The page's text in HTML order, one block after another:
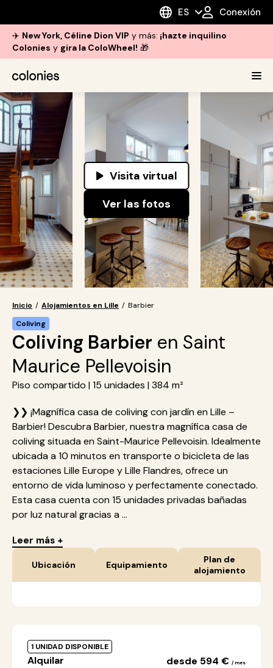
ES Conexión
✈️ New York, Céline Dion VIP y más: ¡hazte inquilino
Colonies y gira la ColoWheel! 🎁
Visita virtual
Ver las fotos
Inicio / Alojamientos en Lille / Barbier
Coliving
Coliving Barbier en Saint
Maurice Pellevoisin
Piso compartido | 15 unidades | 384 m²
❯❯ ¡Magnífica casa de coliving con jardín en Lille –
Barbier! Descubra Barbier, nuestra magnífica casa de
coliving situada en Saint-Maurice Pellevoisin. Idealmente
ubicada a 10 minutos en transporte o bicicleta de las
estaciones Lille Europe y Lille Flandres, ofrece un
entorno de vida luminoso y perfectamente conectado.
Esta casa cuenta con 15 unidades privadas bañadas
por luz natural gracias a ...
Leer más +
Ubicación Equipamiento
Plan de
alojamiento
1 UNIDAD DISPONIBLE
Alquilar desde 594 € / mes